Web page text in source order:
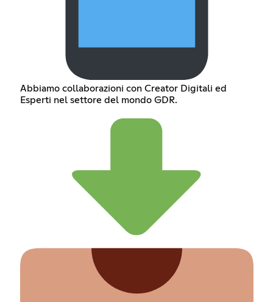
Abbiamo collaborazioni con Creator Digitali ed
Esperti nel settore del mondo GDR.